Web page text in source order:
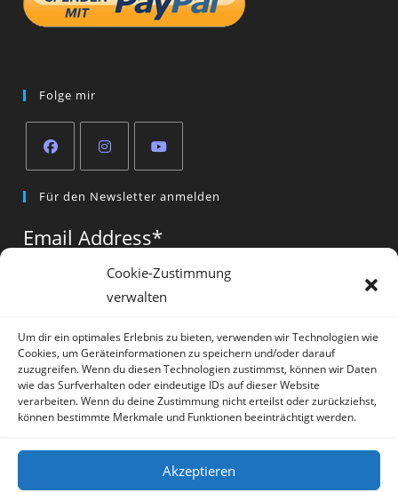
Cookie-Zustimmung
verwalten
Um dir ein optimales Erlebnis zu bieten, verwenden wir Technologien wie
Cookies, um Geräteinformationen zu speichern und/oder darauf
zuzugreifen. Wenn du diesen Technologien zustimmst, können wir Daten
wie das Surfverhalten oder eindeutige IDs auf dieser Website
verarbeiten. Wenn du deine Zustimmung nicht erteilst oder zurückziehst,
können bestimmte Merkmale und Funktionen beeinträchtigt werden.
Akzeptieren
Folge mir
in
new
in
new
in
new
tab
Für den Newsletter anmelden
Email Address*
Vorname*